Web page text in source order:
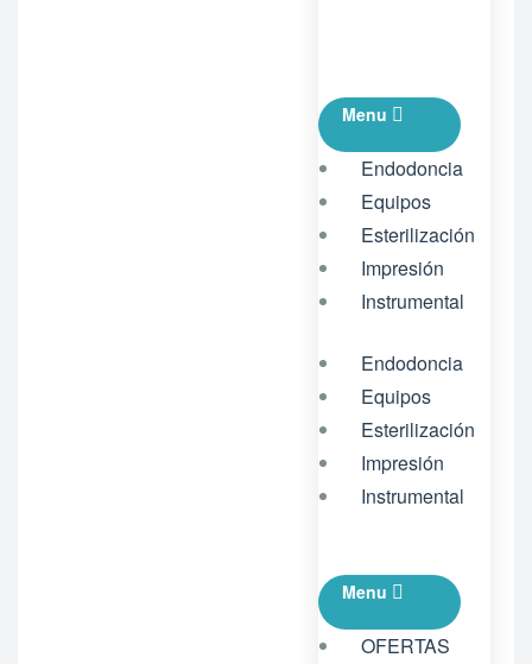
Menu
Endodoncia
Equipos
Esterilización
Impresión
Instrumental
Endodoncia
Equipos
Esterilización
Impresión
Instrumental
Menu
OFERTAS